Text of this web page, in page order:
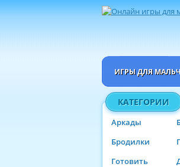
ИГРЫ ДЛЯ
КАТЕГОРИИ
Аркады
Бродилки
Готовить